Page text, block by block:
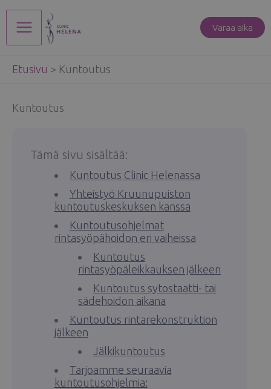
Siirry
sisältöön
Main
Menu
Varaa aika
Etusivu > Kuntoutus
Kuntoutus
Tämä sivu sisältää:
Kuntoutus Clinic Helenassa
Yhteistyö Kruunupuiston
kuntoutuskeskuksen kanssa
Kuntoutusohjelmat
rintasyöpähoidon eri vaiheissa
Kuntoutus
rintasyöpäleikkauksen jälkeen
Kuntoutus sytostaatti- tai
sädehoidon aikana
Kuntoutus rintarekonstruktion
jälkeen
Jälkikuntoutus
Tarjoamme seuraavia
kuntoutusohjelmia: